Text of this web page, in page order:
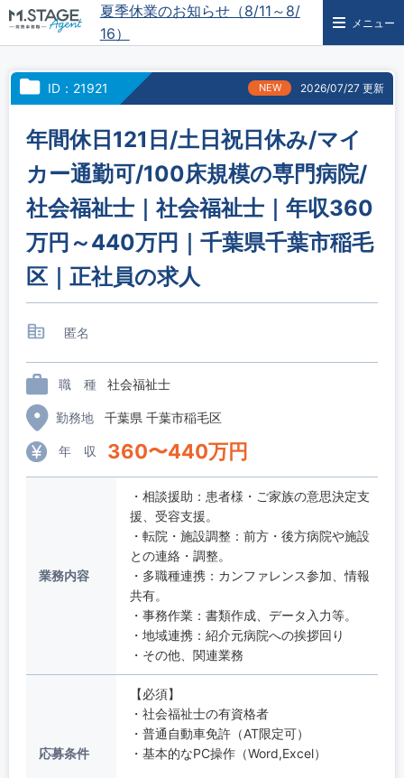
夏季休業のお知らせ（8/11～8/
16）
メニュー
ID：21921 NEW 2026/07/27 更新
年間休日121日/土日祝日休み/マイ
カー通勤可/100床規模の専門病院/
社会福祉士｜社会福祉士｜年収360
万円～440万円｜千葉県千葉市稲毛
区｜正社員の求人
匿名
職 種 社会福祉士
勤務地 千葉県 千葉市稲毛区
年 収 360〜440万円
業務内容
・相談援助：患者様・ご家族の意思決定支
援、受容支援。
・転院・施設調整：前方・後方病院や施設
との連絡・調整。
・多職種連携：カンファレンス参加、情報
共有。
・事務作業：書類作成、データ入力等。
・地域連携：紹介元病院への挨拶回り
・その他、関連業務
応募条件
【必須】
・社会福祉士の有資格者
・普通自動車免許（AT限定可）
・基本的なPC操作（Word,Excel）